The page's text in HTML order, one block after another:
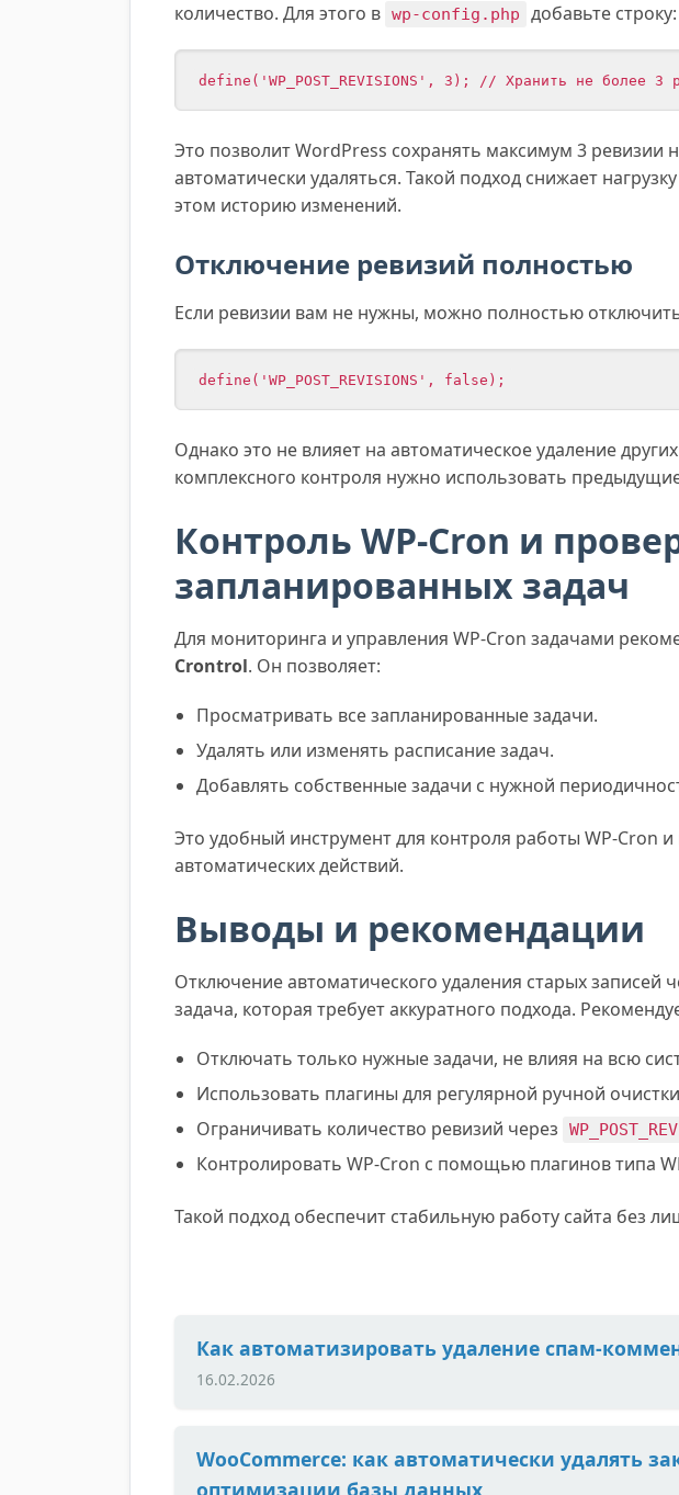
количество. Для этого в wp-config.php добавьте строку:
define('WP_POST_REVISIONS', 3); // Хранить не более 3
Это позволит WordPress сохранять максимум 3 ревизии
автоматически удаляться. Такой подход снижает
этом историю изменений.
Отключение ревизий полностью
Если ревизии вам не нужны, можно полностью
define('WP_POST_REVISIONS', false);
Однако это не влияет на автоматическое удаление
комплексного контроля нужно использовать
Контроль WP-Cron и
запланированных задач
Для мониторинга и управления WP-Cron задачами
Crontrol. Он позволяет:
Просматривать все запланированные задачи.
Удалять или изменять расписание задач.
Добавлять собственные задачи с нужной
Это удобный инструмент для контроля работы WP-Cron
автоматических действий.
Выводы и рекомендации
Отключение автоматического удаления старых записей
задача, которая требует аккуратного подхода.
Отключать только нужные задачи, не влияя на всю
Использовать плагины для регулярной ручной
Ограничивать количество ревизий через
Контролировать WP-Cron с помощью плагинов типа
Такой подход обеспечит стабильную работу сайта без
Как автоматизировать удаление спам-
16.02.2026
WooCommerce: как автоматически удалять
оптимизации базы данных